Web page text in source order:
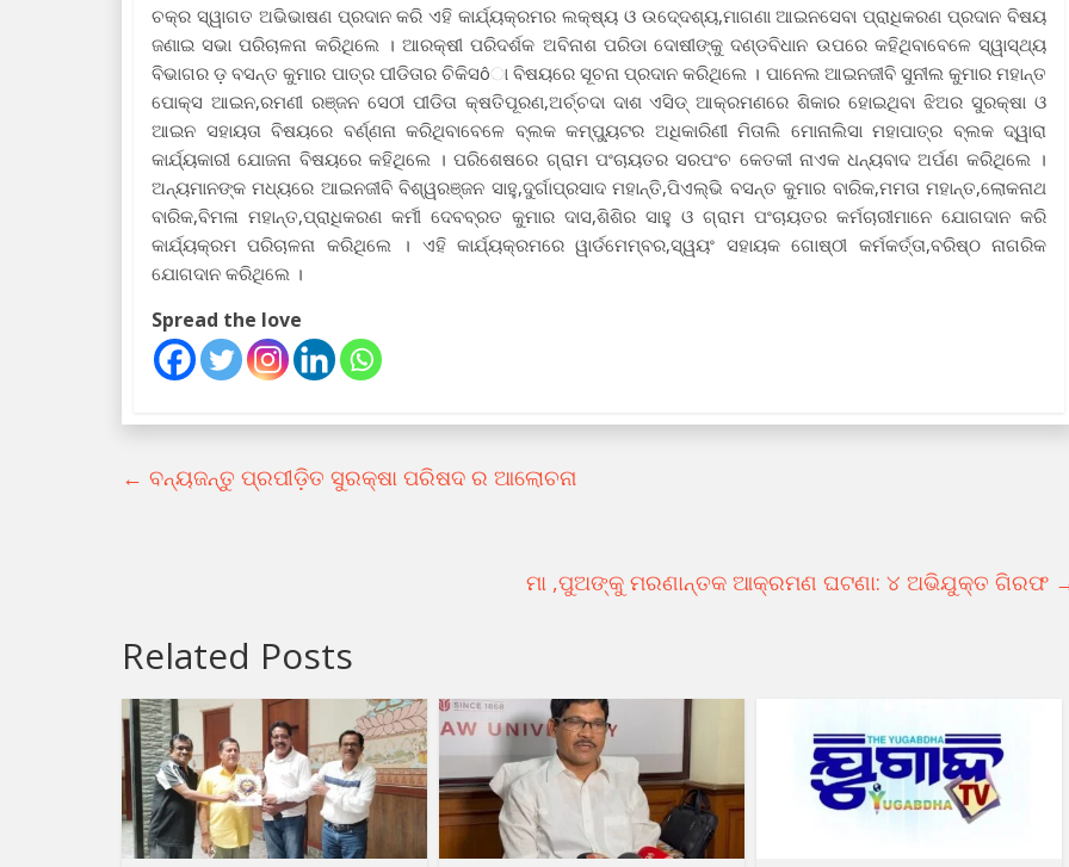
ଚକ୍ର ସ୍ୱାଗତ ଅଭିଭାଷଣ ପ୍ରଦାନ କରି ଏହି କାର୍ଯ୍ୟକ୍ରମର ଲକ୍ଷ୍ୟ ଓ ଉଦେ୍ଦଶ୍ୟ,ମାଗଣା ଆଇନସେବା ପ୍ରାଧିକରଣ ପ୍ରଦାନ ବିଷୟ
ଜଣାଇ ସଭା ପରିଚାଳନା କରିଥିଲେ । ଆରକ୍ଷୀ ପରିଦର୍ଶକ ଅବିନାଶ ପରିଡା ଦୋଷୀଙ୍କୁ ଦଣ୍ଡବିଧାନ ଉପରେ କହିଥିବାବେଳେ ସ୍ୱାସ୍ଥ୍ୟ
ବିଭାଗର ଡ଼ ବସନ୍ତ କୁମାର ପାତ୍ର ପୀଡିତାର ଚିକିସôା ବିଷୟରେ ସୂଚନା ପ୍ରଦାନ କରିଥିଲେ । ପାନେଲ ଆଇନଜୀବି ସୁନୀଲ କୁମାର ମହାନ୍ତ
ପୋକ୍ସ ଆଇନ,ରମଣୀ ରଞ୍ଜନ ସେଠୀ ପୀଡିତା କ୍ଷତିପୂରଣ,ଅର୍ଚ୍ଚଦା ଦାଶ ଏସିଡ୍ ଆକ୍ରମଣରେ ଶିକାର ହୋଇଥିବା ଝିଅର ସୁରକ୍ଷା ଓ
ଆଇନ ସହାୟତା ବିଷୟରେ ବର୍ଣ୍ଣନା କରିଥିବାବେଳେ ବ୍ଲକ କମ୍ପୁ୍ୟଟର ଅଧିକାରିଣୀ ମିତାଲି ମୋନାଲିସା ମହାପାତ୍ର ବ୍ଲକ ଦ୍ୱାରା
କାର୍ଯ୍ୟକାରୀ ଯୋଜନା ବିଷୟରେ କହିଥିଲେ । ପରିଶେଷରେ ଗ୍ରାମ ପଂଚାୟତର ସରପଂଚ କେତକୀ ନାଏକ ଧନ୍ୟବାଦ ଅର୍ପଣ କରିଥିଲେ ।
ଅନ୍ୟମାନଙ୍କ ମଧ୍ୟରେ ଆଇନଜୀବି ବିଶ୍ୱରଞ୍ଜନ ସାହୁ,ଦୁର୍ଗାପ୍ରସାଦ ମହାନ୍ତି,ପିଏଲ୍ଭି ବସନ୍ତ କୁମାର ବାରିକ,ମମତା ମହାନ୍ତ,ଲୋକନାଥ
ବାରିକ,ବିମଳା ମହାନ୍ତ,ପ୍ରାଧିକରଣ କର୍ମୀ ଦେବବ୍ରତ କୁମାର ଦାସ,ଶିଶିର ସାହୁ ଓ ଗ୍ରାମ ପଂଚାୟତର କର୍ମଚାରୀମାନେ ଯୋଗଦାନ କରି
କାର୍ଯ୍ୟକ୍ରମ ପରିଚାଳନା କରିଥିଲେ । ଏହି କାର୍ଯ୍ୟକ୍ରମରେ ୱାର୍ଡମେମ୍ବର,ସ୍ୱୟଂ ସହାୟକ ଗୋଷ୍ଠୀ କର୍ମକର୍ତ୍ତା,ବରିଷ୍ଠ ନାଗରିକ
ଯୋଗଦାନ କରିଥିଲେ ।
Spread the love
← ବନ୍ୟଜନ୍ତୁ ପ୍ରପୀଡ଼ିତ ସୁରକ୍ଷା ପରିଷଦ ର ଆଲୋଚନା
ମା ,ପୁଅଙ୍କୁ ମରଣାନ୍ତକ ଆକ୍ରମଣ ଘଟଣା: ୪ ଅଭିଯୁକ୍ତ ଗିରଫ
Related Posts